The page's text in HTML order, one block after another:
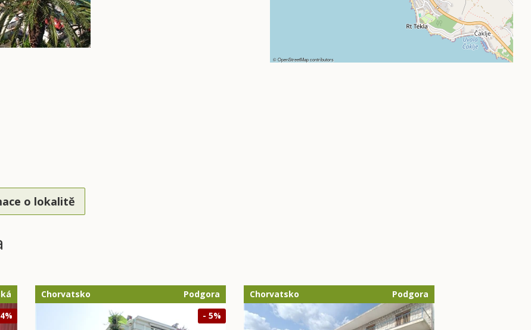
©OpenStreetMapcontributors
o lokalitě
Chorvatsko Podgora
- 5%
Chorvatsko Podgora